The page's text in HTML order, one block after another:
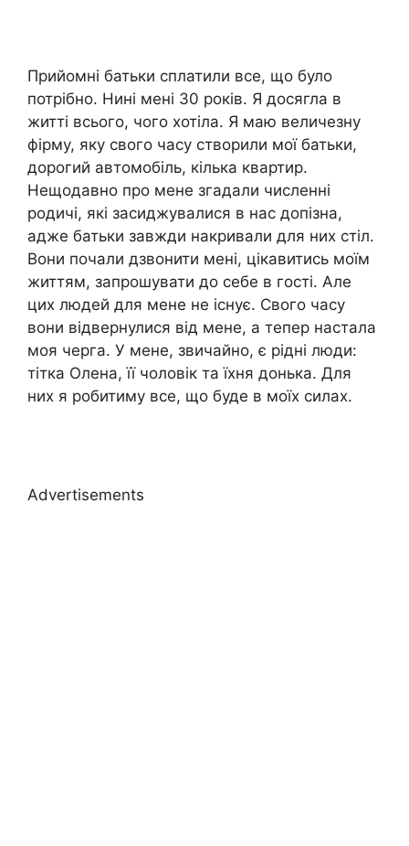
Прийомні батьки сплатили все, що було
потрібно. Нині мені 30 років. Я досягла в
житті всього, чого хотіла. Я маю величезну
фірму, яку свого часу створили мої батьки,
дорогий автомобіль, кілька квартир.
Нещодавно про мене згадали численні
родичі, які засиджувалися в нас допізна,
адже батьки завжди накривали для них стіл.
Вони почали дзвонити мені, цікавитись моїм
життям, запрошувати до себе в гості. Але
цих людей для мене не існує. Свого часу
вони відвернулися від мене, а тепер настала
моя черга. У мене, звичайно, є рідні люди:
тітка Олена, її чоловік та їхня донька. Для
них я робитиму все, що буде в моїх силах.
Advertisements